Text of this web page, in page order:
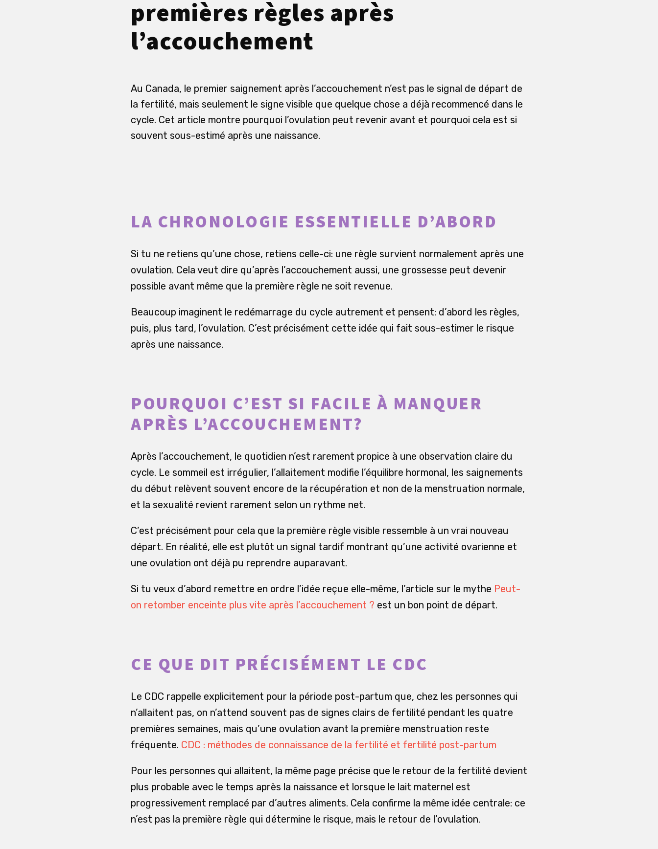
premières règles après
l’accouchement
Au Canada, le premier saignement après l’accouchement n’est pas le signal de départ de
la fertilité, mais seulement le signe visible que quelque chose a déjà recommencé dans le
cycle. Cet article montre pourquoi l’ovulation peut revenir avant et pourquoi cela est si
souvent sous-estimé après une naissance.
LA CHRONOLOGIE ESSENTIELLE D’ABORD
Si tu ne retiens qu’une chose, retiens celle-ci: une règle survient normalement après une
ovulation. Cela veut dire qu’après l’accouchement aussi, une grossesse peut devenir
possible avant même que la première règle ne soit revenue.
Beaucoup imaginent le redémarrage du cycle autrement et pensent: d’abord les règles,
puis, plus tard, l’ovulation. C’est précisément cette idée qui fait sous-estimer le risque
après une naissance.
POURQUOI C’EST SI FACILE À MANQUER
APRÈS L’ACCOUCHEMENT?
Après l’accouchement, le quotidien n’est rarement propice à une observation claire du
cycle. Le sommeil est irrégulier, l’allaitement modifie l’équilibre hormonal, les saignements
du début relèvent souvent encore de la récupération et non de la menstruation normale,
et la sexualité revient rarement selon un rythme net.
C’est précisément pour cela que la première règle visible ressemble à un vrai nouveau
départ. En réalité, elle est plutôt un signal tardif montrant qu’une activité ovarienne et
une ovulation ont déjà pu reprendre auparavant.
Si tu veux d’abord remettre en ordre l’idée reçue elle-même, l’article sur le mythe Peut-
on retomber enceinte plus vite après l’accouchement ? est un bon point de départ.
CE QUE DIT PRÉCISÉMENT LE CDC
Le CDC rappelle explicitement pour la période post-partum que, chez les personnes qui
n’allaitent pas, on n’attend souvent pas de signes clairs de fertilité pendant les quatre
premières semaines, mais qu’une ovulation avant la première menstruation reste
fréquente. CDC : méthodes de connaissance de la fertilité et fertilité post-partum
Pour les personnes qui allaitent, la même page précise que le retour de la fertilité devient
plus probable avec le temps après la naissance et lorsque le lait maternel est
progressivement remplacé par d’autres aliments. Cela confirme la même idée centrale: ce
n’est pas la première règle qui détermine le risque, mais le retour de l’ovulation.